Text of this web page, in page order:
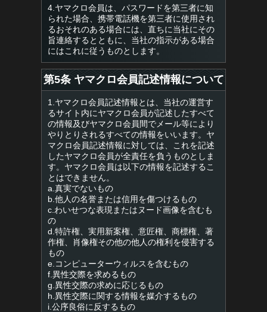
4.ヤマクロ会員は、パスワードを第三者に知
られた場合、携帯電話機を第三者に使用され
るおそれのある場合には、直ちに当社にその
旨連絡するとともに、当社の指示がある場合
にはこれに従うものとします。
第5条 ヤマクロ会員記述情報について
1.ヤマクロ会員記述情報とは、当社の運営す
るサイト内にヤマクロ会員が記述したすべて
の情報及びヤマクロ会員間でメール等により
やりとりされるすべての情報をいいます。ヤ
マクロ会員記述情報に対しては、これを記述
したヤマクロ会員が全責任を負うものとしま
す。ヤマクロ会員は以下の情報を記述するこ
とはできません。
a.真実でないもの
b.他人の名誉または信用を傷つけるもの
c.わいせつな表現またはヌード画像を含むも
の
d.特許権、実用新案権、意匠権、商標権、著
作権、肖像権その他の他人の権利を侵害する
もの
e.コンピューターウィルスを含むもの
f.異性交際を求めるもの
g.異性交際の求めに応じるもの
h.異性交際に関する情報を媒介するもの
i.公序良俗に反するもの